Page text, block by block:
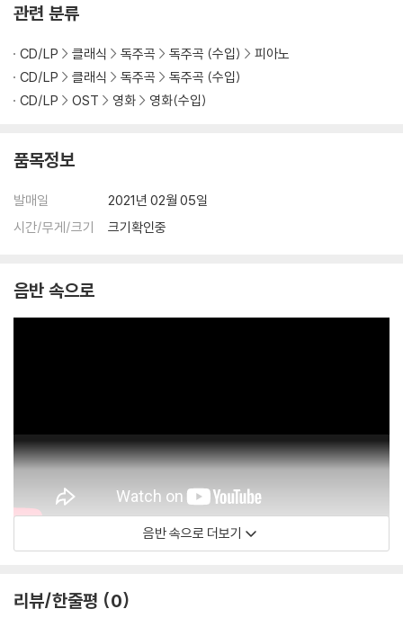
관련 분류
CD/LP 클래식 독주곡 독주곡 (수입)
피아노
CD/LP
클래식 독주곡
독주곡 (수입)
CD/LP
OST 영화 영화(수입)
품목정보
발매일
2021년 02월 05일
시간/무게/크기
크기확인중
음반 속으로
음반 속으로 더보기
리뷰/한줄평 0